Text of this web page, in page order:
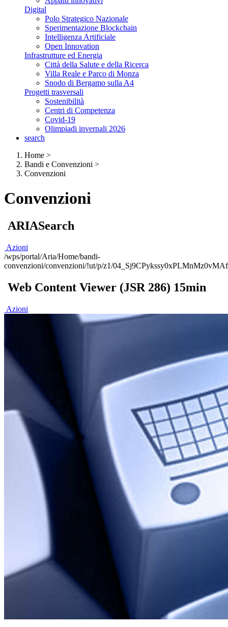
Digital
Polo Strategico Nazionale
Sperimentazione Blockchain
Intelligenza Artificiale
Open Innovation
Infrastrutture ed Energia
Città della Salute e della Ricerca
Villa Reale e Parco di Monza
Snodo di Bergamo sulla A4
Progetti trasversali
Sostenibilità
Centri di Competenza
Covid-19
Olimpiadi invernali 2026
search
Home >
Bandi e Convenzioni >
Convenzioni
Convenzioni
ARIASearch
Azioni
/wps/portal/Aria/Home/bandi-
convenzioni/convenzioni/!ut/p/z1/
Web Content Viewer (JSR 286) 15min
Azioni